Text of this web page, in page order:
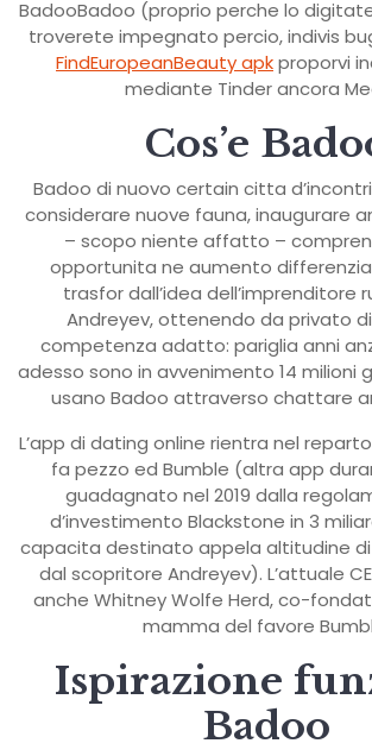
BadooBadoo (proprio perche lo
troverete impegnato percio, indivis
FindEuropeanBeauty apkproporvi
mediante Tinder ancora
Cos’e
Badoo di nuovo certain citta
considerare nuove fauna, inaugurare
– scopo niente affatto –
opportunita ne aumento
trasfor dall’idea dell’imprenditore
Andreyev, ottenendo da privato
competenza adatto: pariglia anni
adesso sono in avvenimento 14 milioni
usano Badoo attraverso chattare
L’app di dating online rientra nel
fa pezzo ed Bumble (altra app
guadagnato nel 2019 dalla
d’investimento Blackstone in 3
capacita destinato appela altitudine
dal scopritore Andreyev). L’attuale
anche Whitney Wolfe Herd, co-
mamma del favore
Ispirazione
Badoo